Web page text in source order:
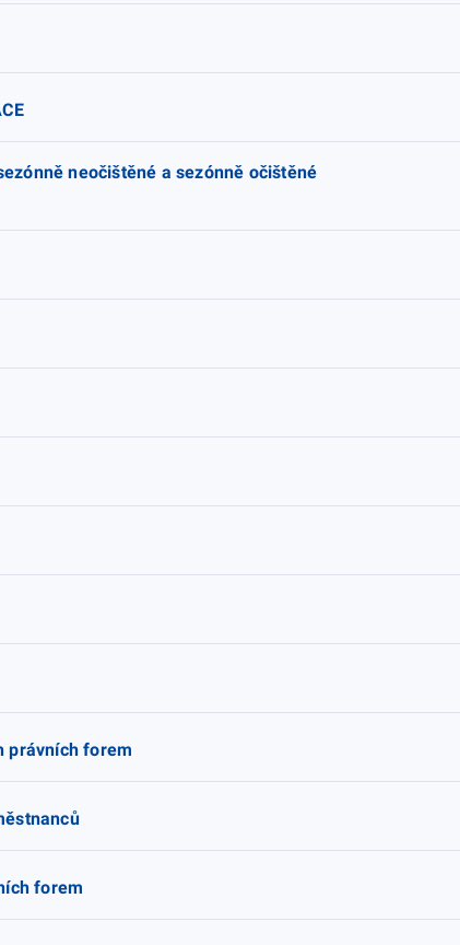
neočištěné a sezónně očištěné
právních forem
forem